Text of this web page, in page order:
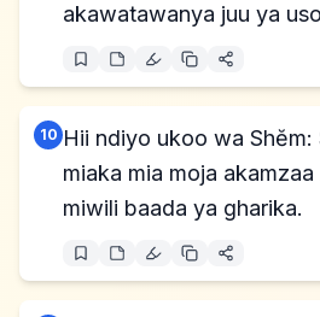
akawatawanya juu ya
10 Hii ndiyo ukoo wa Shĕm:
miaka mia moja
miwili baada ya gharika.